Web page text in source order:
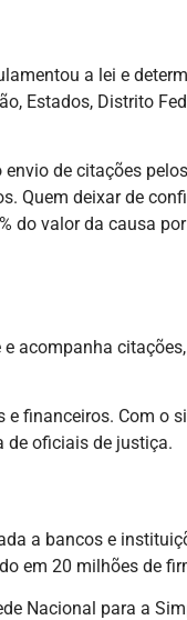
a lei e
Estados, Distrito
de citações
Quem deixar de
do valor da causa
acompanha
financeiros. Com o
de oficiais de justiça.
a bancos e
em 20 milhões de
Nacional para a